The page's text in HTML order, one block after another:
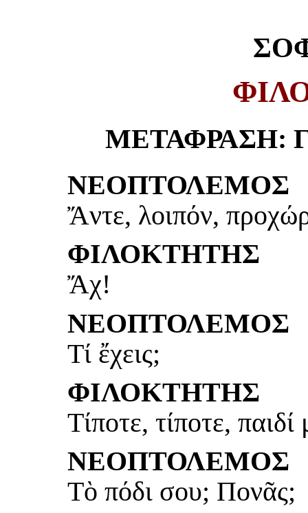
ΜΕΤΑΦΡΑΣΗ:
ΝΕΟΠΤΟΛΕΜΟΣ
Ἄντε, λοιπόν,
ΦΙΛΟΚΤΗΤΗΣ
Ἄχ!
ΝΕΟΠΤΟΛΕΜΟΣ
Τί ἔχεις;
ΦΙΛΟΚΤΗΤΗΣ
Τίποτε, τίποτε,
ΝΕΟΠΤΟΛΕΜΟΣ
Τὸ πόδι σου; Πονᾶς;